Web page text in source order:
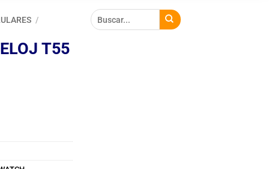
/
T55